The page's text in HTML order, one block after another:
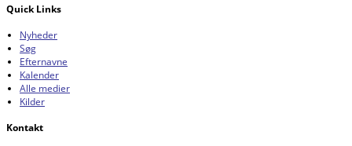
Quick Links
Nyheder
Søg
Efternavne
Kalender
Alle medier
Kilder
Kontakt